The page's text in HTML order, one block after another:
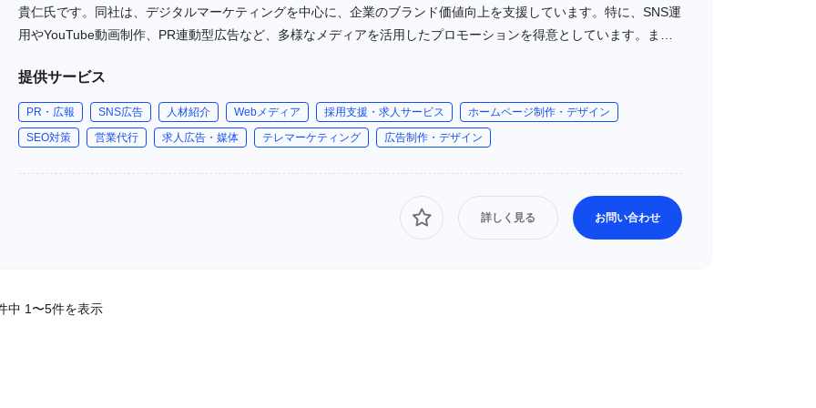
貴仁氏です。同社は、デジタルマーケティングを中心に、企業のブランド価値向上を支援しています。特に、SNS運
用やYouTube動画制作、PR連動型広告など、多様なメディアを活用したプロモーションを得意としています。ま
提供サービス
PR・広報 SNS広告 人材紹介 Webメディア 採用支援・求人サービス
ホームページ制作・デザイン
SEO対策
営業代行 求人広告・媒体 テレマーケティング 広告制作・デザイン
詳しく見る お問い合わせ
中 1〜5件を表示